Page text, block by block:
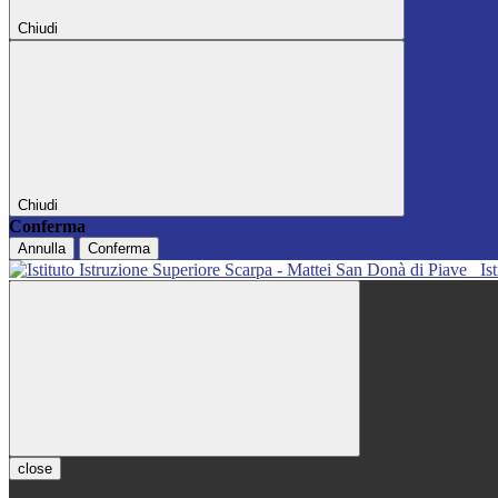
Chiudi
Chiudi
Conferma
Annulla Conferma
close